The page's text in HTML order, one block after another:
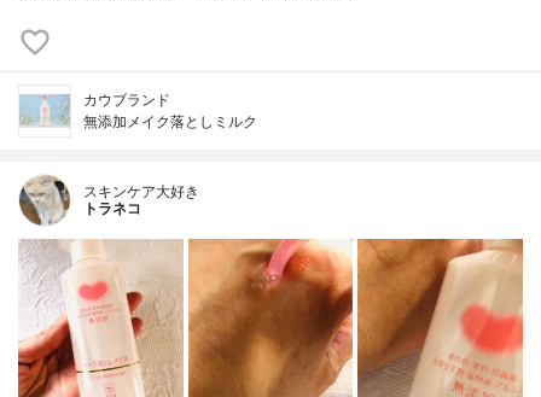
カウブランド
無添加メイク落としミルク
スキンケア大好き
トラネコ